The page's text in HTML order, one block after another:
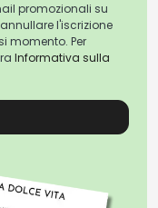
promozionali su
l'iscrizione
momento. Per
Informativa sulla